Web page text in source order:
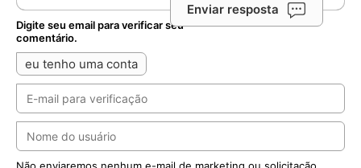
Enviar resposta
Digite seu email para verificar seu
comentário.
eu tenho uma conta
Não enviaremos nenhum e-mail de marketing ou solicitação.